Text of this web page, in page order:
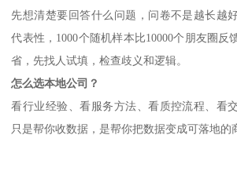
先想清楚要回答什么问题，问卷不是越长越
代表性， 1000个随机样本比10000个朋友圈反
省，先找人试填，检查歧义和逻辑。
怎么选本地公司？
看行业经验、看服务方法、看质控流程、看
只是帮你收数据，是帮你把数据变成可落地的